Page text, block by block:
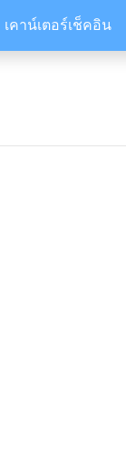
เคาน์เตอร์เช็คอิน